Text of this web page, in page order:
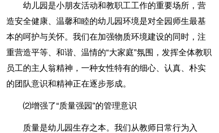
幼儿园是小朋友活动和教职工工作的重要场所，营
造安全健康、温馨和睦的幼儿园环境是对全园师生最基
本的呵护与关怀。我们在加强物质环境建设的同时，注
重营造平等、和谐、温情的“大家庭”氛围，发挥全体教职
员工的主人翁精神，一种女性特有的细心、认真、朴实
的团队意识和精神正在逐步形成。
⑵增强了“质量强园”的管理意识
质量是幼儿园生存之本。我们从教师日常行为入